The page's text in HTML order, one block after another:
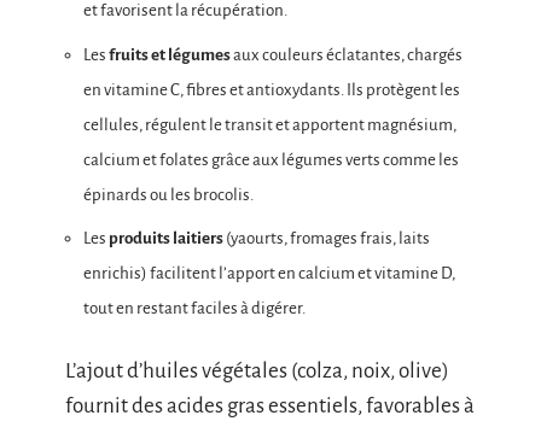
et favorisent la récupération.
Les fruits et légumesaux couleurs éclatantes, chargés
en vitamine C, fibres et antioxydants. Ils protègent les
cellules, régulent le transit et apportent magnésium,
calcium et folates grâce aux légumes verts comme les
épinards ou les brocolis.
Les produits laitiers (yaourts, fromages frais, laits
enrichis) facilitent l’apport en calcium et vitamine D,
tout en restant faciles à digérer.
L’ajout d’huiles végétales (colza, noix, olive)
fournit des acides gras essentiels, favorables à